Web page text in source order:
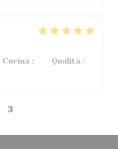
Cucina :
Qualità /
3